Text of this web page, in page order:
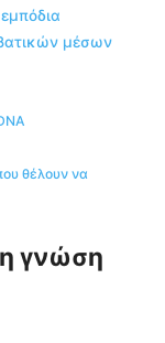
μέσων
θέλουν να
γνώση